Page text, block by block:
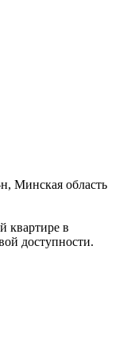
Минская область
квартире в
доступности.